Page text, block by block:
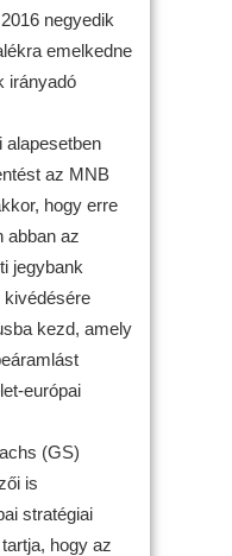
negyedik
emelkedne
irányadó
alapesetben
az MNB
hogy erre
abban az
jegybank
kivédésére
kezd, amely
európai
(GS)
is
stratégiai
hogy az